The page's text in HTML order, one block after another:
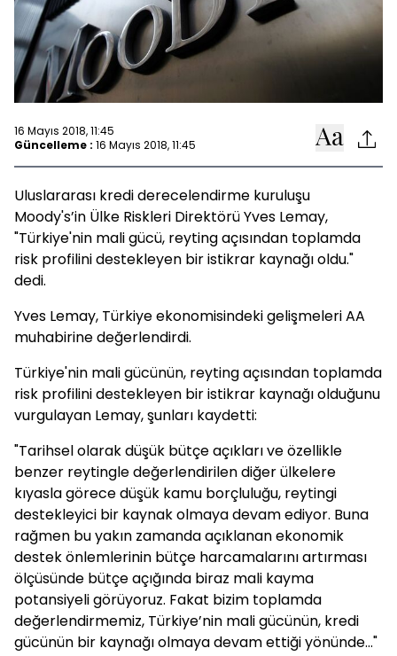
16 Mayıs 2018, 11:45
Güncelleme : 16 Mayıs 2018, 11:45
Uluslararası kredi derecelendirme kuruluşu
Moody's’in Ülke Riskleri Direktörü Yves Lemay,
"Türkiye'nin mali gücü, reyting açısından toplamda
risk profilini destekleyen bir istikrar kaynağı oldu."
dedi.
Yves Lemay, Türkiye ekonomisindeki gelişmeleri AA
muhabirine değerlendirdi.
Türkiye'nin mali gücünün, reyting açısından toplamda
risk profilini destekleyen bir istikrar kaynağı olduğunu
vurgulayan Lemay, şunları kaydetti:
"Tarihsel olarak düşük bütçe açıkları ve özellikle
benzer reytingle değerlendirilen diğer ülkelere
kıyasla görece düşük kamu borçluluğu, reytingi
destekleyici bir kaynak olmaya devam ediyor. Buna
rağmen bu yakın zamanda açıklanan ekonomik
destek önlemlerinin bütçe harcamalarını artırması
ölçüsünde bütçe açığında biraz mali kayma
potansiyeli görüyoruz. Fakat bizim toplamda
değerlendirmemiz, Türkiye’nin mali gücünün, kredi
gücünün bir kaynağı olmaya devam ettiği yönünde..."